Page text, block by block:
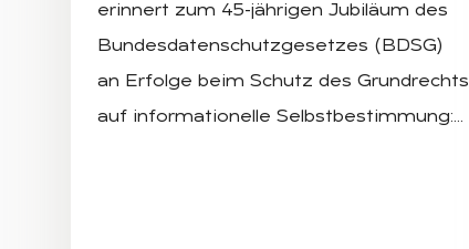
erinnert zum 45-jährigen Jubiläum des
Bundesdatenschutzgesetzes (BDSG)
an Erfolge beim Schutz des Grundrechts
auf informationelle Selbstbestimmung:…